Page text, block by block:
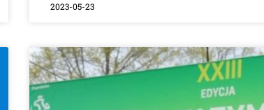
2023-05-23